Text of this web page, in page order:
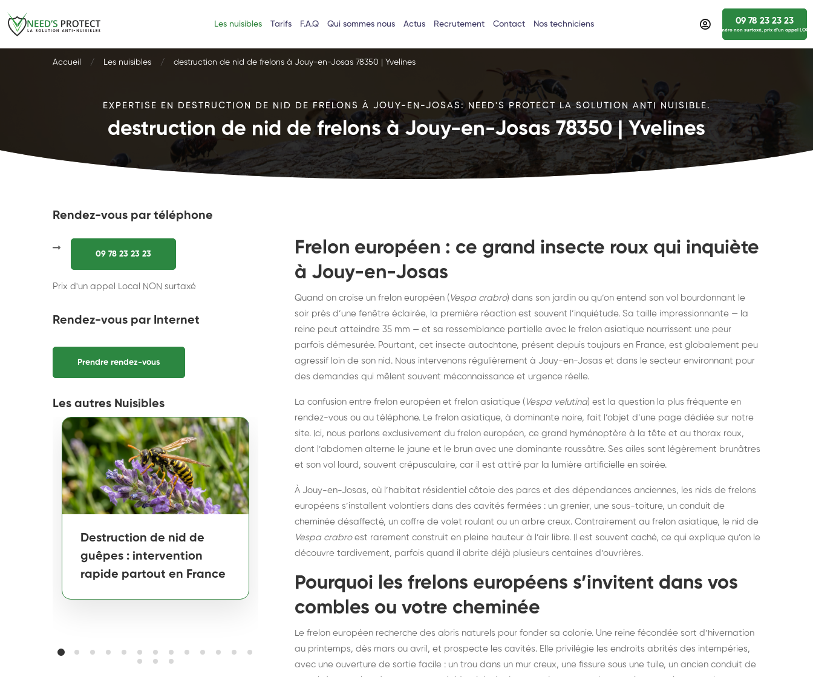
Les nuisibles Tarifs F.A.Q Qui sommes nous Actus Recrutement Contact Nos techniciens 09 78 23 23 23
numéro non surtaxé, prix d’un appel
Accueil Les nuisibles destruction de nid de frelons à Jouy-en-Josas 78350 | Yvelines
EXPERTISE EN DESTRUCTION DE NID DE FRELONS À JOUY-EN-JOSAS: NEED'S PROTECT LA SOLUTION ANTI NUISIBLE.
destruction de nid de frelons à Jouy-en-Josas 78350 | Yvelines
Rendez-vous par téléphone
09 78 23 23 23
Prix d'un appel Local NON surtaxé
Rendez-vous par Internet
Prendre rendez-vous
Les autres Nuisibles
Destruction de nid de
guêpes : intervention
rapide partout en France
Destruction de nid de
frelons : intervention
rapide partout en France
Destruction de nid de
frelons asiatiques :
intervention partout en
Frelon européen : ce grand insecte roux qui inquiète
à Jouy-en-Josas
Quand on croise un frelon européen ( Vespa crabro) dans son jardin ou qu’on entend son vol bourdonnant le
soir près d’une fenêtre éclairée, la première réaction est souvent l’inquiétude. Sa taille impressionnante — la
reine peut atteindre 35 mm — et sa ressemblance partielle avec le frelon asiatique nourrissent une peur
parfois démesurée. Pourtant, cet insecte autochtone, présent depuis toujours en France, est globalement peu
agressif loin de son nid. Nous intervenons régulièrement à Jouy-en-Josas et dans le secteur environnant pour
des demandes qui mêlent souvent méconnaissance et urgence réelle.
La confusion entre frelon européen et frelon asiatique ( Vespa velutina) est la question la plus fréquente en
rendez-vous ou au téléphone. Le frelon asiatique, à dominante noire, fait l’objet d’une page dédiée sur notre
site. Ici, nous parlons exclusivement du frelon européen, ce grand hyménoptère à la tête et au thorax roux,
dont l’abdomen alterne le jaune et le brun avec une dominante roussâtre. Ses ailes sont légèrement brunâtres
et son vol lourd, souvent crépusculaire, car il est attiré par la lumière artificielle en soirée.
À Jouy-en-Josas, où l’habitat résidentiel côtoie des parcs et des dépendances anciennes, les nids de frelons
européens s’installent volontiers dans des cavités fermées : un grenier, une sous-toiture, un conduit de
cheminée désaffecté, un coffre de volet roulant ou un arbre creux. Contrairement au frelon asiatique, le nid de
Vespa crabroest rarement construit en pleine hauteur à l’air libre. Il est souvent caché, ce qui explique qu’on le
découvre tardivement, parfois quand il abrite déjà plusieurs centaines d’ouvrières.
Pourquoi les frelons européens s’invitent dans vos
combles ou votre cheminée
Le frelon européen recherche des abris naturels pour fonder sa colonie. Une reine fécondée sort d’hivernation
au printemps, dès mars ou avril, et prospecte les cavités. Elle privilégie les endroits abrités des intempéries,
avec une ouverture de sortie facile : un trou dans un mur creux, une fissure sous une tuile, un ancien conduit de